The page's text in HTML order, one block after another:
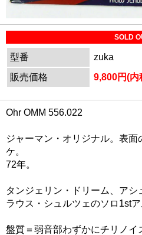
SOLD
型番
zuka
販売価格
9,800円(内
Ohr OMM 556.022
ジャーマン・オリジナル。表面
ケ。
72年。
タンジェリン・ドリーム、アシ
ラウス・シュルツェのソロ1stア
盤質＝弱音部わずかにチリノ